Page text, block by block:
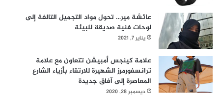
عائشة مير… تحول مواد التجميل التالفة إلى
لوحات فنية صديقة للبيئة
يناير 7, 2021
علامة كينجس أمبيشن تتعاون مع علامة
ترانسفورمرز الشهيرة للارتقاء بأزياء الشارع
المعاصرة إلى آفاق جديدة
ديسمبر 28, 2020